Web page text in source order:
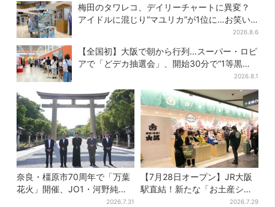
梅田のタワレコ、デイリーチャートに異変？
アイドルに混じり“マユリカ”が1位に…お笑い
2026.8.6
【全国初】大阪で朝から行列…スーパー・ロピ
アで「どデカ抽選会」、開始30分で“1等黒毛
2026.8.1
奈良・橿原市70周年で「万葉
花火」開催、JO1・河野純喜
がアンバサダーに…グループ
2026.7.31
【7月28日オープン】JR大阪
駅直結！新たな「お土産ショ
ップ」、銘菓バラ売りで地元
2026.7.29